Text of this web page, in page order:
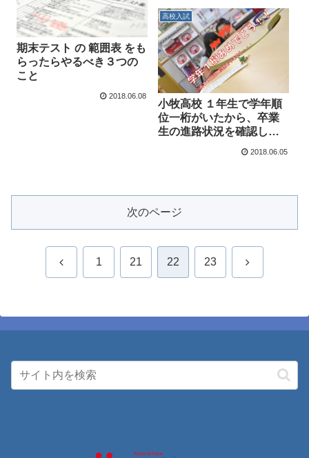
期末テスト の 範囲表 をも
らったらやるべき３つの
こと
2018.06.08
高校入試
小牧高校 １年生で学年順
位一桁がいたから、卒業
生の進路状況を確認して
2018.06.05
次のページ
前 1 21 22 23 次